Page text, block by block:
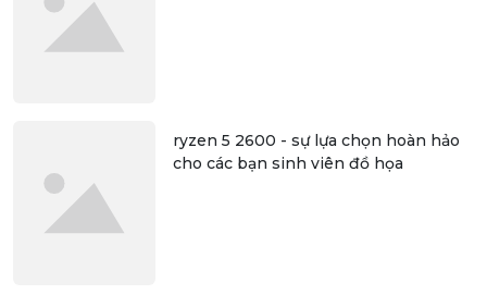
ryzen 5 2600 - sự lựa chọn hoàn hảo
cho các bạn sinh viên đồ họa